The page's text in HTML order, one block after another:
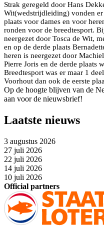
Strak geregeld door Hans
Wit(wedstrijdleiding) vonden
plaats voor dames en voor
ronden voor de breedtesport.
neergezet door Tosca de Wit,
en op de derde plaats
heren is neergezet door
Pierre Joris en de derde plaats
Breedtesport was er maar 1
Voorhout dan ook de eerste
Op de hoogte blijven van de
aan voor de nieuwsbrief!
Laatste nieuws
3 augustus 2026
27 juli 2026
22 juli 2026
14 juli 2026
10 juli 2026
Official partners